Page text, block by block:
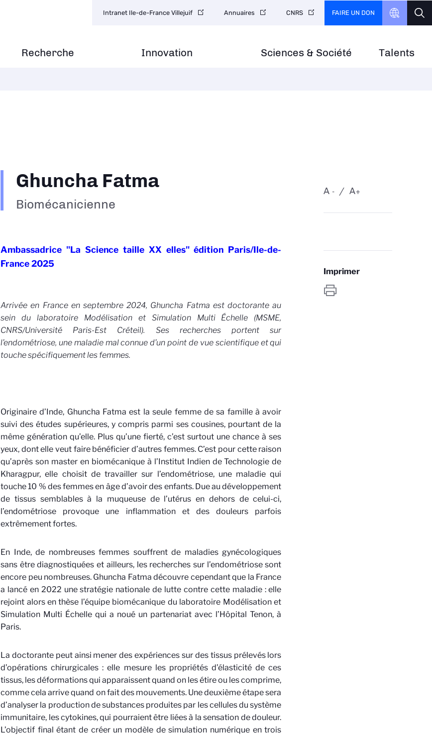
Recherche Innovation Sciences & Société Talents
secondaire
Intranet Ile-de-France Villejuif Annuaires CNRS FAIRE UN DON
Ghuncha Fatma
Biomécanicienne
Ambassadrice "La Science taille XX elles" édition Paris/Ile-de-
France 2025
Arrivée en France en septembre 2024, Ghuncha Fatma est doctorante au
sein du laboratoire Modélisation et Simulation Multi Échelle (MSME,
CNRS/Université Paris-Est Créteil). Ses recherches portent sur
l’endométriose, une maladie mal connue d’un point de vue scientifique et qui
touche spécifiquement les femmes.
Originaire d’Inde, Ghuncha Fatma est la seule femme de sa famille à avoir
suivi des études supérieures, y compris parmi ses cousines, pourtant de la
même génération qu’elle. Plus qu’une fierté, c’est surtout une chance à ses
yeux, dont elle veut faire bénéficier d’autres femmes. C’est pour cette raison
qu’après son master en biomécanique à l’Institut Indien de Technologie de
Kharagpur, elle choisit de travailler sur l’endométriose, une maladie qui
touche 10 % des femmes en âge d’avoir des enfants. Due au développement
de tissus semblables à la muqueuse de l’utérus en dehors de celui-ci,
l’endométriose provoque une inflammation et des douleurs parfois
extrêmement fortes.
En Inde, de nombreuses femmes souffrent de maladies gynécologiques
sans être diagnostiquées et ailleurs, les recherches sur l’endométriose sont
encore peu nombreuses. Ghuncha Fatma découvre cependant que la France
a lancé en 2022 une stratégie nationale de lutte contre cette maladie : elle
rejoint alors en thèse l’équipe biomécanique du laboratoire Modélisation et
Simulation Multi Échelle qui a noué un partenariat avec l’Hôpital Tenon, à
Paris.
La doctorante peut ainsi mener des expériences sur des tissus prélevés lors
d’opérations chirurgicales : elle mesure les propriétés d’élasticité de ces
tissus, les déformations qui apparaissent quand on les étire ou les comprime,
comme cela arrive quand on fait des mouvements. Une deuxième étape sera
d’analyser la production de substances produites par les cellules du système
immunitaire, les cytokines, qui pourraient être liées à la sensation de douleur.
L’objectif final étant de créer un modèle de simulation numérique en trois
-
A +
A
Imprimer